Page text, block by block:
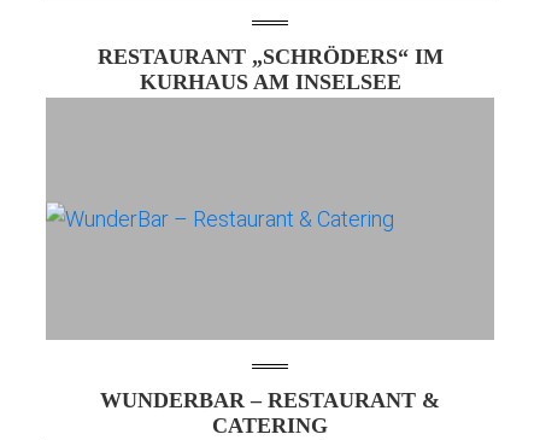
RESTAURANT „SCHRÖDERS“ IM
KURHAUS AM INSELSEE
WUNDERBAR – RESTAURANT &
CATERING